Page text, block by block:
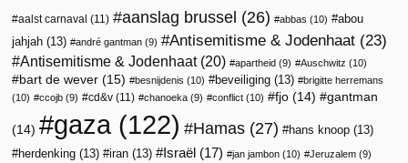
aalst carnaval (11) aanslag brussel (26) abbas (10)
abou
jahjah (13) andré gantman (9) Antisemitisme & Jodenhaat (23)
Antisemitisme & Jodenhaat(20) apartheid (9) Auschwitz (10)
bart de wever (15) besnijdenis (10) beveiliging (13)
brigitte herremans
(10)
ccojb (9) cd&v (11) chanoeka (9) conflict (10) fjo (14) gantman
(14) gaza(122) Hamas (27) hans knoop (13)
herdenking (13) iran (13) Israël (17) jan jambon (10) Jeruzalem (9)